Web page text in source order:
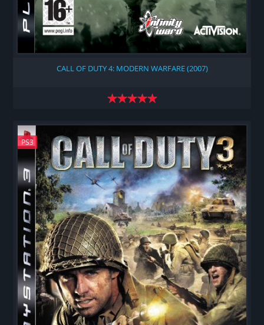
CALL OF DUTY 4: MODERN WARFARE (2007)
PS3